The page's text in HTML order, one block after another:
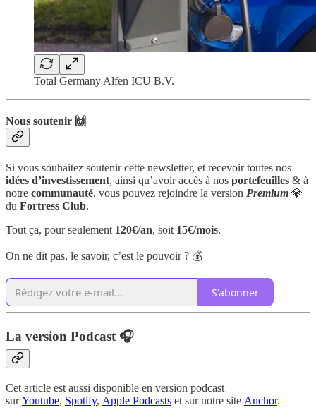
Total Germany Alfen ICU B.V.
Nous soutenir 🙌
Si vous souhaitez soutenir cette newsletter, et recevoir toutes nos
idées d’investissement, ainsi qu’avoir accès à nos portefeuilles & à
notre communauté, vous pouvez rejoindre la version Premium 💎
du Fortress Club.
Tout ça, pour seulement 120€/an, soit 15€/mois.
On ne dit pas, le savoir, c’est le pouvoir ? 💰
S'abonner
La version Podcast 🎧
Cet article est aussi disponible en version podcast
surYoutube, Spotify, Apple Podcasts et sur notre site Anchor.